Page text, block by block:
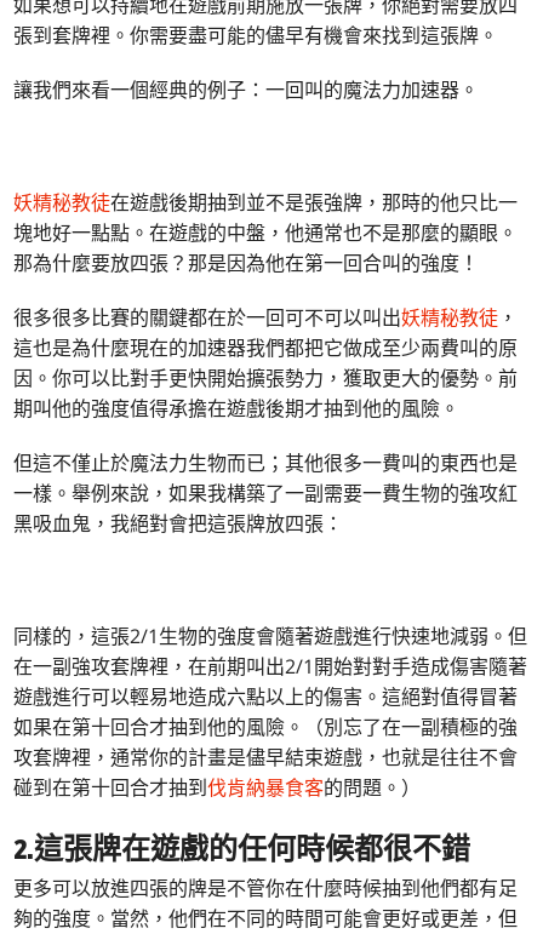
張到套牌裡。你需要盡可能的儘早有機會來找到這張牌。
讓我們來看一個經典的例子：一回叫的魔法力加速器。
妖精秘教徒在遊戲後期抽到並不是張強牌，那時的他只比一
塊地好一點點。在遊戲的中盤，他通常也不是那麼的顯眼。
那為什麼要放四張？那是因為他在第一回合叫的強度！
很多很多比賽的關鍵都在於一回可不可以叫出妖精秘教徒 ，
這也是為什麼現在的加速器我們都把它做成至少兩費叫的原
因。你可以比對手更快開始擴張勢力，獲取更大的優勢。前
期叫他的強度值得承擔在遊戲後期才抽到他的風險。
但這不僅止於魔法力生物而已；其他很多一費叫的東西也是
一樣。舉例來說，如果我構築了一副需要一費生物的強攻紅
黑吸血鬼，我絕對會把這張牌放四張：
同樣的，這張2/1生物的強度會隨著遊戲進行快速地減弱。但
在一副強攻套牌裡，在前期叫出2/1開始對對手造成傷害隨著
遊戲進行可以輕易地造成六點以上的傷害。這絕對值得冒著
如果在第十回合才抽到他的風險。（別忘了在一副積極的強
攻套牌裡，通常你的計畫是儘早結束遊戲，也就是往往不會
碰到在第十回合才抽到伐肯納暴食客的問題。）
2.這張牌在遊戲的任何時候都很不錯
更多可以放進四張的牌是不管你在什麼時候抽到他們都有足
夠的強度。當然，他們在不同的時間可能會更好或更差，但